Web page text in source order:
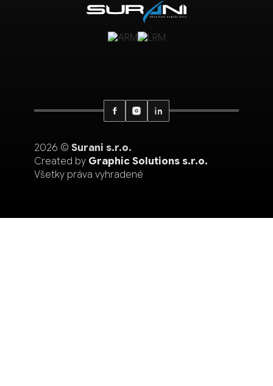
2026 © Surani s.r.o.
Created by Graphic Solutions s.r.o.
Všetky práva vyhradené